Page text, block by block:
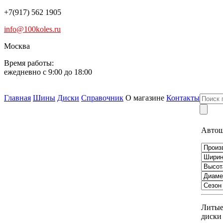
+7(917) 562 1905
info@100koles.ru
Москва
Время работы:
ежедневно с 9:00 до 18:00
Главная Шины Диски Справочник О магазине Контакты
Литые
диски